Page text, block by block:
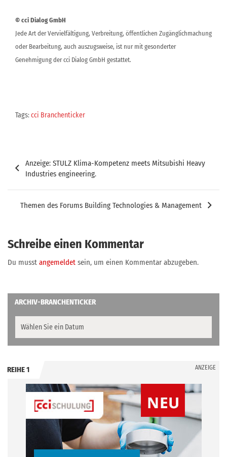
© cci Dialog GmbH
Jede Art der Vervielfältigung, Verbreitung, öffentlichen Zugänglichmachung
oder Bearbeitung, auch auszugsweise, ist nur mit gesonderter
Genehmigung der cci Dialog GmbH gestattet.
Tags:cci Branchenticker
Beitragsnavigation
Anzeige: STULZ Klima-Kompetenz meets Mitsubishi Heavy
Industries engineering.
Themen des Forums Building Technologies & Management
Schreibe einen Kommentar
Du musst angemeldet sein, um einen Kommentar abzugeben.
ARCHIV-BRANCHENTICKER
REIHE 1 ANZEIGE